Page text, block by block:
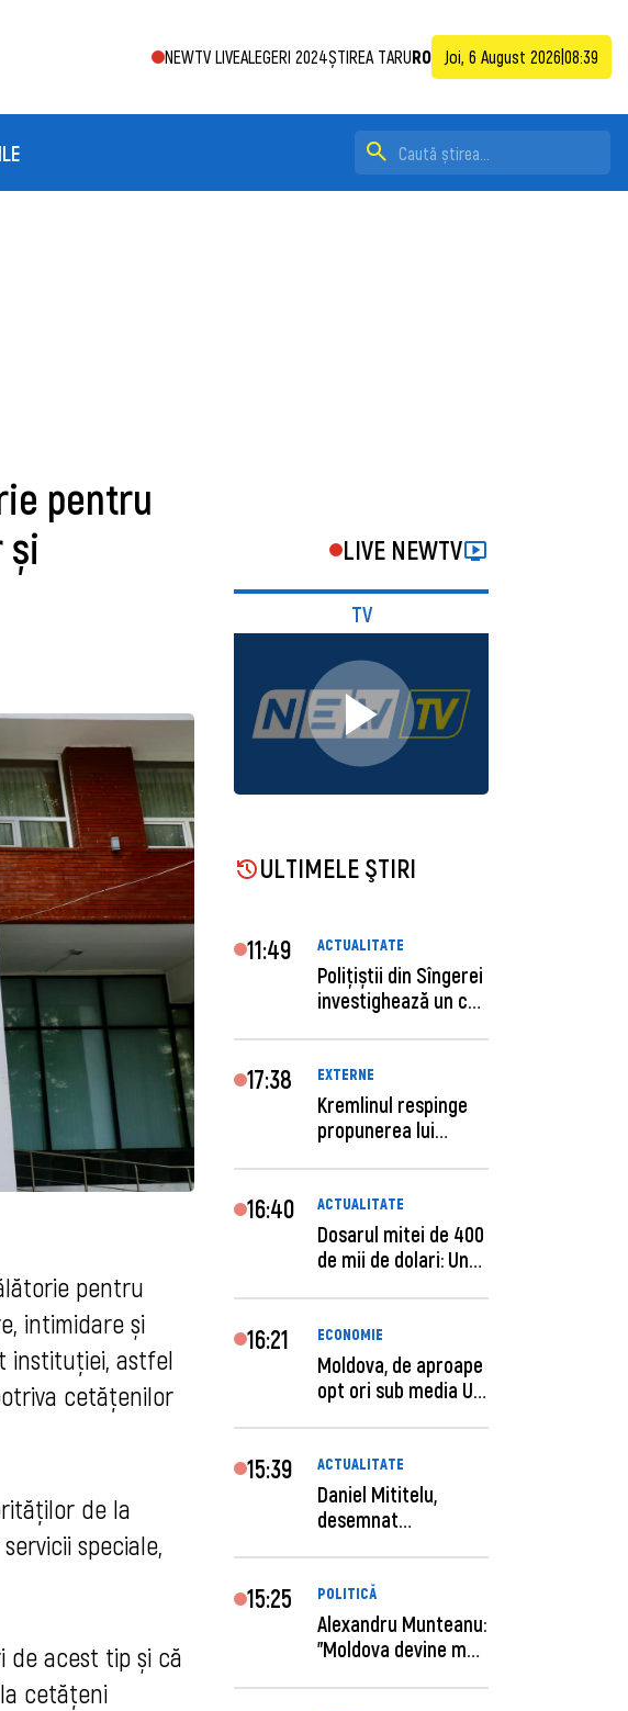
NEWTV LIVEALEGERI 2024ȘTIREA TARURO Joi, 6 August 2026 08:39
pentru
și
pentru
intimidare și
instituției, astfel
cetățenilor
de la
speciale,
de acest tip și că
cetățeni
LIVE NEWTV
TV
ULTIMELE ŞTIRI
11:49 ACTUALITATE
Polițiștii din Sîngerei
investighează un caz
17:38 EXTERNE
Kremlinul respinge
propunerea lui
16:40 ACTUALITATE
Dosarul mitei de 400
de mii de dolari: Un
16:21 ECONOMIE
Moldova, de aproape
opt ori sub media UE
15:39 ACTUALITATE
Daniel Mititelu,
desemnat
15:25 POLITICĂ
Alexandru Munteanu:
"Moldova devine mai